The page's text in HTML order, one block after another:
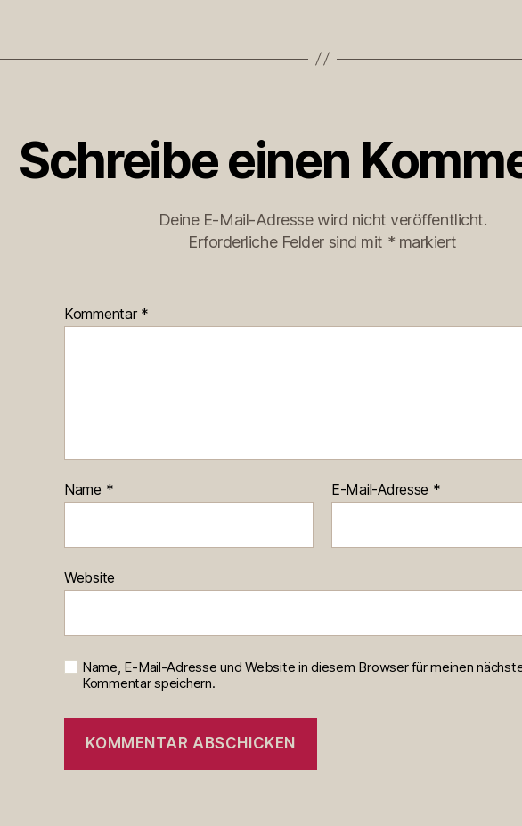
Schreibe einen
Deine E-Mail-Adresse wird nicht veröffentlicht.
Erforderliche Felder sind mit * markiert
Kommentar *
Name * E-Mail-Adresse *
Website
Name, E-Mail-Adresse und Website in diesem Browser für meinen
Kommentar speichern.